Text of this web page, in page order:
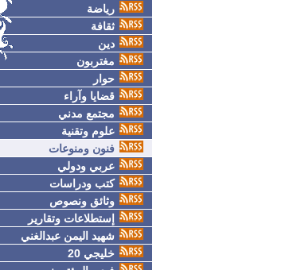
رياضة
ثقافة
دين
مغتربون
حوار
قضايا وآراء
مجتمع مدني
علوم وتقنية
فنون ومنوعات
عربي ودولي
كتب ودراسات
وثائق ونصوص
إستطلاعات وتقارير
شهيد اليمن عبدالغني
خليجي 20